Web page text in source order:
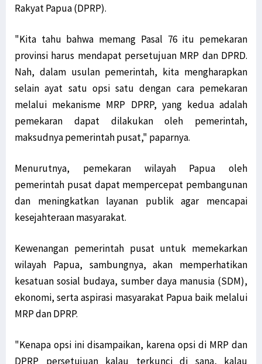
Rakyat Papua (DPRP).
"Kita tahu bahwa memang Pasal 76 itu pemekaran
provinsi harus mendapat persetujuan MRP dan DPRD.
Nah, dalam usulan pemerintah, kita mengharapkan
selain ayat satu opsi satu dengan cara pemekaran
melalui mekanisme MRP DPRP, yang kedua adalah
pemekaran dapat dilakukan oleh pemerintah,
maksudnya pemerintah pusat," paparnya.
Menurutnya, pemekaran wilayah Papua oleh
pemerintah pusat dapat mempercepat pembangunan
dan meningkatkan layanan publik agar mencapai
kesejahteraan masyarakat.
Kewenangan pemerintah pusat untuk memekarkan
wilayah Papua, sambungnya, akan memperhatikan
kesatuan sosial budaya, sumber daya manusia (SDM),
ekonomi, serta aspirasi masyarakat Papua baik melalui
MRP dan DPRP.
"Kenapa opsi ini disampaikan, karena opsi di MRP dan
DPRP persetujuan kalau terkunci di sana, kalau